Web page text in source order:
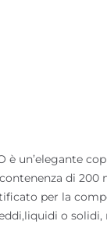
è
di
per la
o